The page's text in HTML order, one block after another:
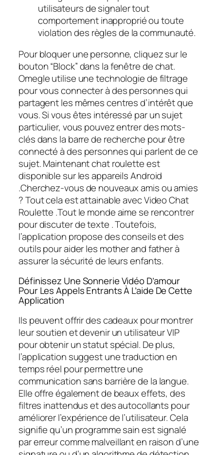
utilisateurs de signaler tout
comportement inapproprié ou toute
violation des règles de la communauté.
Pour bloquer une personne, cliquez sur le
bouton “Block” dans la fenêtre de chat.
Omegle utilise une technologie de filtrage
pour vous connecter à des personnes qui
partagent les mêmes centres d’intérêt que
vous. Si vous êtes intéressé par un sujet
particulier, vous pouvez entrer des mots-
clés dans la barre de recherche pour être
connecté à des personnes qui parlent de ce
sujet. Maintenant chat roulette est
disponible sur les appareils Android
.Cherchez-vous de nouveaux amis ou amies
? Tout cela est attainable avec Video Chat
Roulette .Tout le monde aime se rencontrer
pour discuter de texte . Toutefois,
l’application propose des conseils et des
outils pour aider les mother and father à
assurer la sécurité de leurs enfants.
Définissez Une Sonnerie Vidéo D’amour
Pour Les Appels Entrants À L’aide De Cette
Application
Ils peuvent offrir des cadeaux pour montrer
leur soutien et devenir un utilisateur VIP
pour obtenir un statut spécial. De plus,
l’application suggest une traduction en
temps réel pour permettre une
communication sans barrière de la langue.
Elle offre également de beaux effets, des
filtres inattendus et des autocollants pour
améliorer l’expérience de l’utilisateur. Cela
signifie qu’un programme sain est signalé
par erreur comme malveillant en raison d’une